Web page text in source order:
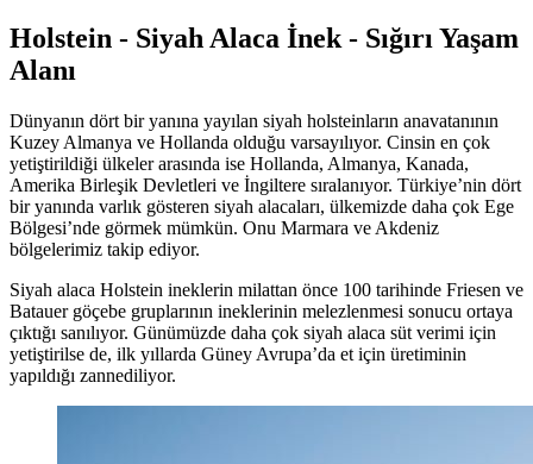
Holstein - Siyah Alaca İnek - Sığırı Yaşam
Alanı
Dünyanın dört bir yanına yayılan siyah holsteinların anavatanının
Kuzey Almanya ve Hollanda olduğu varsayılıyor. Cinsin en çok
yetiştirildiği ülkeler arasında ise Hollanda, Almanya, Kanada,
Amerika Birleşik Devletleri ve İngiltere sıralanıyor. Türkiye’nin dört
bir yanında varlık gösteren siyah alacaları, ülkemizde daha çok Ege
Bölgesi’nde görmek mümkün. Onu Marmara ve Akdeniz
bölgelerimiz takip ediyor.
Siyah alaca Holstein ineklerin milattan önce 100 tarihinde Friesen ve
Batauer göçebe gruplarının ineklerinin melezlenmesi sonucu ortaya
çıktığı sanılıyor. Günümüzde daha çok siyah alaca süt verimi için
yetiştirilse de, ilk yıllarda Güney Avrupa’da et için üretiminin
yapıldığı zannediliyor.